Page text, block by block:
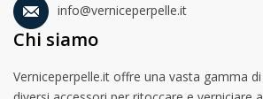
info@verniceperpelle.it
Chi siamo
Verniceperpelle.it offre una vasta gamma